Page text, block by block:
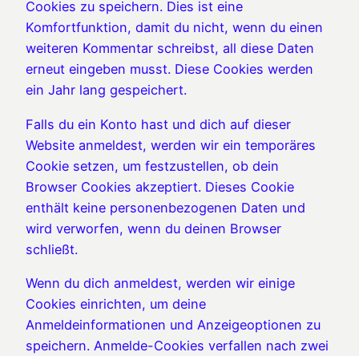
Cookies zu speichern. Dies ist eine
Komfortfunktion, damit du nicht, wenn du einen
weiteren Kommentar schreibst, all diese Daten
erneut eingeben musst. Diese Cookies werden
ein Jahr lang gespeichert.
Falls du ein Konto hast und dich auf dieser
Website anmeldest, werden wir ein temporäres
Cookie setzen, um festzustellen, ob dein
Browser Cookies akzeptiert. Dieses Cookie
enthält keine personenbezogenen Daten und
wird verworfen, wenn du deinen Browser
schließt.
Wenn du dich anmeldest, werden wir einige
Cookies einrichten, um deine
Anmeldeinformationen und Anzeigeoptionen zu
speichern. Anmelde-Cookies verfallen nach zwei